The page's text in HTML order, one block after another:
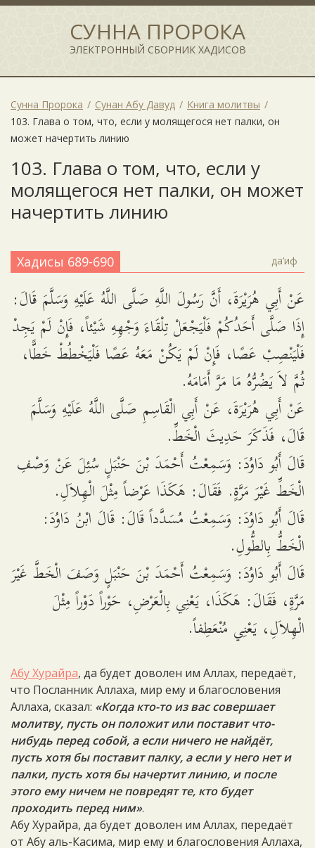
СУННА ПРОРОКА
ЭЛЕКТРОННЫЙ СБОРНИК ХАДИСОВ
Сунна Пророка Сунан Абу Давуд
Книга молитвы
103. Глава о том, что, если у молящегося нет палки, он
может начертить линию
103. Глава о том, что, если у
молящегося нет палки, он может
начертить линию
Хадисы 689-690 да‘иф
عَنْ أَبِي هُرَيْرَةَ، أَنَّ رَسُولَ اللَّهِ صَلَّى اللَّهُ عَلَيْهِ وَسَلَّمَ قَالَ:
إِذَا صَلَّى أَحَدُكُمْ فَلْيَجْعَلْ تِلْقَاءَ وَجْهِهِ شَيْئاً، فَإِنْ لَمْ يَجِدْ
فَلْيَنْصِبْ عَصًا، فَإِنْ لَمْ يَكُنْ مَعَهُ عَصًا فَلْيَخْطُطْ خَطًّا،
ثُمَّ لاَ يَضُرُّهُ مَا مَرَّ أَمَامَهُ.
عَنْ أَبِي هُرَيْرَةَ، عَنْ أَبِي الْقَاسِمِ صَلَّى اللَّهُ عَلَيْهِ وَسَلَّمَ
قَالَ، فَذَكَرَ حَدِيثَ الْخَطِّ.
قَالَ أَبُو دَاوُدَ: وَسَمِعْتُ أَحْمَدَ بْنَ حَنْبَلٍ سُئِلَ عَنْ وَصْفِ
الْخَطِّ غَيْرَ مَرَّةٍ. فَقَالَ: هَكَذَا عَرْضاً مِثْلَ الْهِلاَلِ.
قَالَ أَبُو دَاوُدَ: وَسَمِعْتُ مُسَدَّداً قَالَ: قَالَ ابْنُ دَاوُدَ:
الْخَطُّ بِالطُّولِ.
قَالَ أَبُو دَاوُدَ: وَسَمِعْتُ أَحْمَدَ بْنَ حَنْبَلٍ وَصَفَ الْخَطَّ غَيْرَ
مَرَّةٍ، فَقَالَ: هَكَذَا، يَعْنِي بِالْعَرْضِ، حَوْراً دَوْراً مِثْلَ
الْهِلاَلِ، يَعْنِي مُنْعَطِفاً.
Абу Хурайра, да будет доволен им Аллах, передаёт,
что Посланник Аллаха, мир ему и благословения
Аллаха, сказал: «Когда кто-то из вас совершает
молитву, пусть он положит или поставит что-
нибудь перед собой, а если ничего не найдёт,
пусть хотя бы поставит палку, а если у него нет и
палки, пусть хотя бы начертит линию, и после
этого ему ничем не повредят те, кто будет
проходить перед ним».
Абу Хурайра, да будет доволен им Аллах, передаёт
от Абу аль-Касима, мир ему и благословения Аллаха,